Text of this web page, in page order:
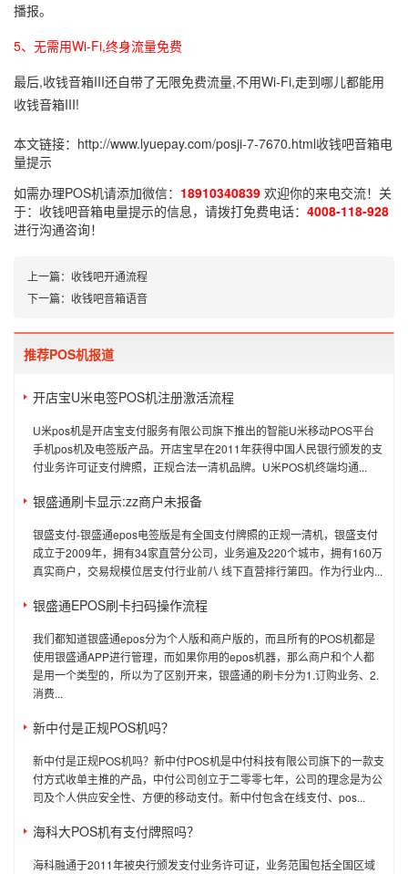
播报。
5、无需用Wi-Fi,终身流量免费
最后,收钱音箱III还自带了无限免费流量,不用Wi-Fi,走到哪儿都能用
收钱音箱III!
本文链接： http://www.lyuepay.com/posji-7-7670.html收钱吧音箱电
量提示
如需办理POS机请添加微信： 18910340839 欢迎你的来电交流！关
于： 收钱吧音箱电量提示的信息，请拨打免费电话： 4008-118-928
进行沟通咨询！
上一篇： 收钱吧开通流程
下一篇： 收钱吧音箱语音
推荐POS机报道
开店宝U米电签POS机注册激活流程
U米pos机是开店宝支付服务有限公司旗下推出的智能U米移动POS平台
手机pos机及电签版产品。开店宝早在2011年获得中国人民银行颁发的支
付业务许可证支付牌照，正规合法一清机品牌。U米POS机终端均通...
银盛通刷卡显示:zz商户未报备
银盛支付-银盛通epos电签版是有全国支付牌照的正规一清机，银盛支付
成立于2009年，拥有34家直营分公司，业务遍及220个城市，拥有160万
真实商户，交易规模位居支付行业前八 线下直营排行第四。作为行业内...
银盛通EPOS刷卡扫码操作流程
我们都知道银盛通epos分为个人版和商户版的，而且所有的POS机都是
使用银盛通APP进行管理，而如果你用的epos机器，那么商户和个人都
是用一个类型的，所以为了区别开来，银盛通的刷卡分为1.订购业务、2.
消费...
新中付是正规POS机吗？
新中付是正规POS机吗？新中付POS机是中付科技有限公司旗下的一款支
付方式收单主推的产品，中付公司创立于二零零七年，公司的理念是为公
司及个人供应安全性、方便的移动支付。新中付包含在线支付、pos...
海科大POS机有支付牌照吗？
海科融通于2011年被央行颁发支付业务许可证，业务范围包括全国区域